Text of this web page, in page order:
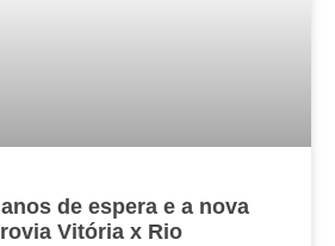
de espera e a nova
Vitória x Rio